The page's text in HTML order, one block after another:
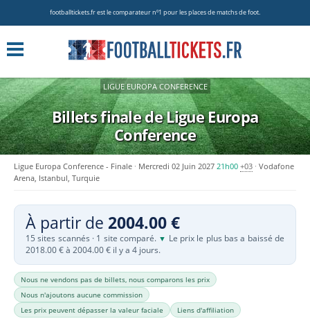
footballtickets.fr est le comparateur nº1 pour les places de matchs de foot.
LIGUE EUROPA CONFERENCE
Billets finale de Ligue Europa
Conference
Ligue Europa Conference - Finale Mercredi 02 Juin 2027 21h00 +03
Vodafone
Arena, Istanbul, Turquie
À partir de 2004.00 €
15 sites scannés · 1 site comparé. ▼ Le prix le plus bas a baissé de
2018.00 € à 2004.00 € il y a 4 jours.
Nous ne vendons pas de billets, nous comparons les prix
Nous n'ajoutons aucune commission
Les prix peuvent dépasser la valeur faciale
Liens d'affiliation